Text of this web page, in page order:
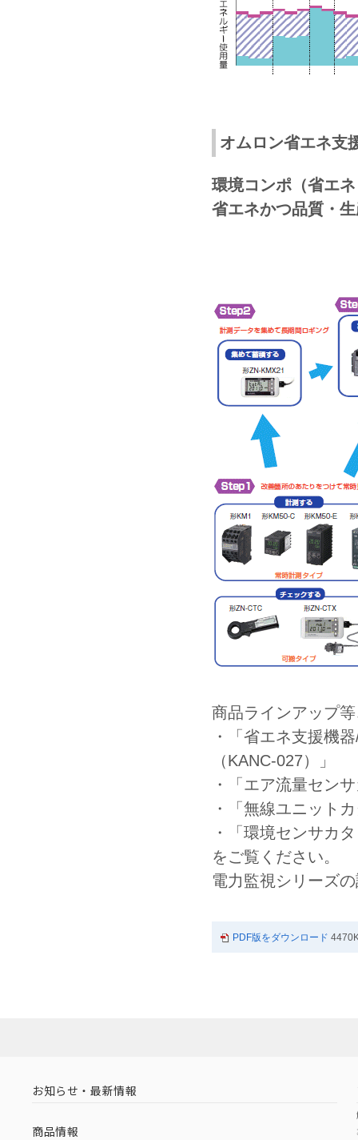
オムロン省エネ支
環境コンポ（省エ
省エネかつ品質・
商品ラインアップ
・「省エネ支援機
（KANC-027）」
・「エア流量セン
・「無線ユニット
・「環境センサカ
をご覧ください。
電力監視シリーズ
PDF版をダウンロード
お知らせ・最新情報
商品情報